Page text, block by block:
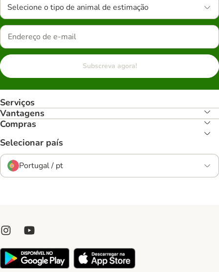
Selecione o tipo de animal de estimação
Subscreva agora!
Serviços
Vantagens
Compras
Selecionar país
Portugal / pt